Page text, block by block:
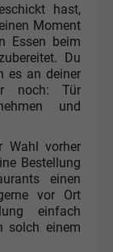
hast,
Moment
Essen beim
Du
es an deiner
noch: Tür
und
Wahl vorher
Bestellung
einen
vor Ort
einfach
solch einem